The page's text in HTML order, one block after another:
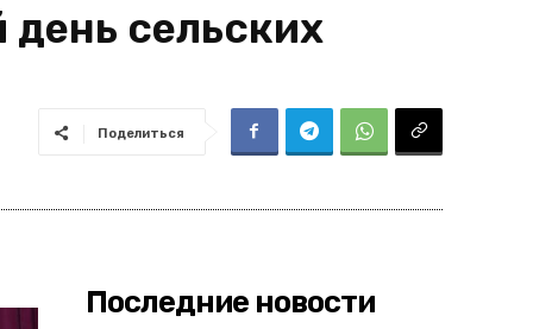
сельских
Поделиться
Последние новости